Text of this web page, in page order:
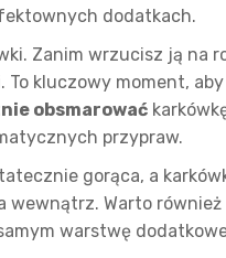
dodatkach.
Zanim wrzucisz ją na
kluczowy moment, aby
obsmarować
przypraw.
gorąca, a
wewnątrz. Warto również
warstwę